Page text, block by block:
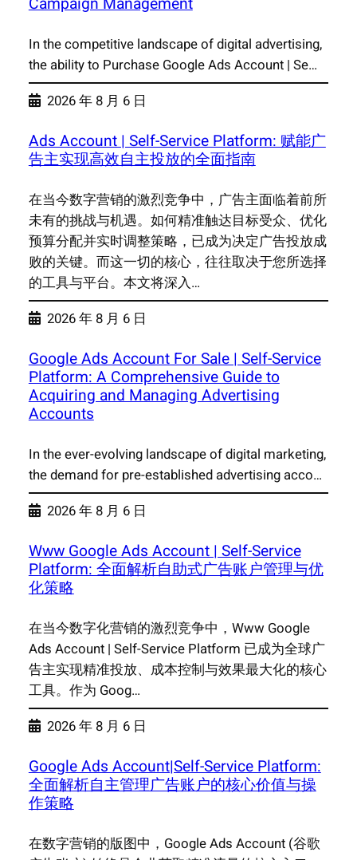
In the competitive landscape of digital advertising,
the ability to Purchase Google Ads Account | Se…
2026 年 8 月 6 日
Ads Account | Self-Service Platform: 赋能广
告主实现高效自主投放的全面指南
在当今数字营销的激烈竞争中，广告主面临着前所
未有的挑战与机遇。如何精准触达目标受众、优化
预算分配并实时调整策略，已成为决定广告投放成
败的关键。而这一切的核心，往往取决于您所选择
的工具与平台。本文将深入…
2026 年 8 月 6 日
Google Ads Account For Sale | Self-Service
Platform: A Comprehensive Guide to
Acquiring and Managing Advertising
Accounts
In the ever-evolving landscape of digital marketing,
the demand for pre-established advertising acco…
2026 年 8 月 6 日
Www Google Ads Account | Self-Service
Platform: 全面解析自助式广告账户管理与优
化策略
在当今数字化营销的激烈竞争中，Www Google
Ads Account | Self-Service Platform 已成为全球广
告主实现精准投放、成本控制与效果最大化的核心
工具。作为 Goog…
2026 年 8 月 6 日
Google Ads Account|Self-Service Platform:
全面解析自主管理广告账户的核心价值与操
作策略
在数字营销的版图中，Google Ads Account (谷歌